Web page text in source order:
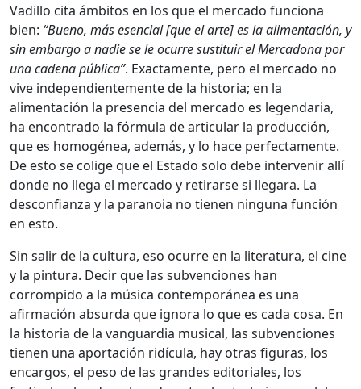
Vadillo cita ámbitos en los que el mercado funciona
bien: “Bueno, más esencial [que el arte] es la alimentación, y
sin embargo a nadie se le ocurre sustituir el Mercadona por
una cadena pública”. Exactamente, pero el mercado no
vive independientemente de la historia; en la
alimentación la presencia del mercado es legendaria,
ha encontrado la fórmula de articular la producción,
que es homogénea, además, y lo hace perfectamente.
De esto se colige que el Estado solo debe intervenir allí
donde no llega el mercado y retirarse si llegara. La
desconfianza y la paranoia no tienen ninguna función
en esto.
Sin salir de la cultura, eso ocurre en la literatura, el cine
y la pintura. Decir que las subvenciones han
corrompido a la música contemporánea es una
afirmación absurda que ignora lo que es cada cosa. En
la historia de la vanguardia musical, las subvenciones
tienen una aportación ridícula, hay otras figuras, los
encargos, el peso de las grandes editoriales, los